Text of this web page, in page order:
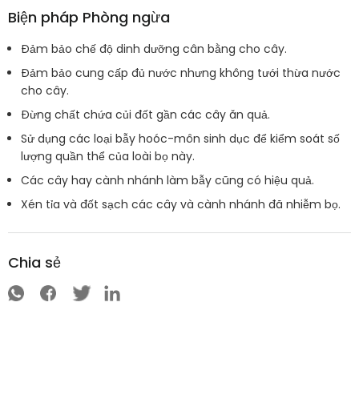
Biện pháp Phòng ngừa
Đảm bảo chế độ dinh dưỡng cân bằng cho cây.
Đảm bảo cung cấp đủ nước nhưng không tưới thừa nước
cho cây.
Đừng chất chứa củi đốt gần các cây ăn quả.
Sử dụng các loại bẫy hoóc-môn sinh dục để kiểm soát số
lượng quần thể của loài bọ này.
Các cây hay cành nhánh làm bẫy cũng có hiệu quả.
Xén tỉa và đốt sạch các cây và cành nhánh đã nhiễm bọ.
Chia sẻ